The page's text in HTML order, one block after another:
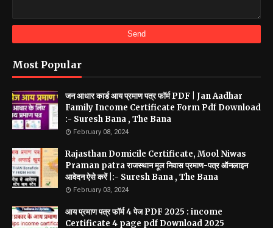
Most Popular
जन आधार कार्ड आय प्रमाण पत्र फॉर्म PDF | Jan Aadhar
Family Income Certificate Form Pdf Download
:- Suresh Bana , The Bana
February 08, 2024
Rajasthan Domicile Certificate, Mool Niwas
Praman patra राजस्थान मूल निवास प्रमाण-पत्र ऑनलाइन
आवेदन ऐसे करें |:- Suresh Bana , The Bana
February 03, 2024
आय प्रमाण पत्र फॉर्म 4 पेज PDF 2025 : income
Certificate 4 page pdf Download 2025